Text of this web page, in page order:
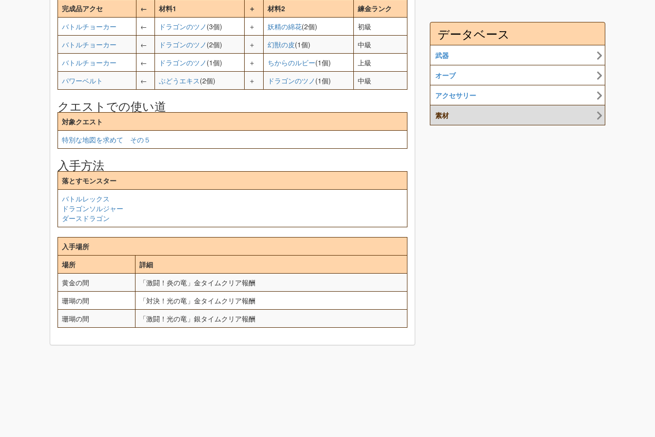
完成品アクセ ← 材料1 ＋ 材料2
練金ランク
バトルチョーカー
← ドラゴンのツノ (3個) ＋ 妖精の綿花(2個)
初級
バトルチョーカー
← ドラゴンのツノ (2個) ＋ 幻獣の皮(1個)
中級
バトルチョーカー
← ドラゴンのツノ (1個) ＋ ちからのルビー(1個)
上級
パワーベルト
← ぶどうエキス(2個) ＋ ドラゴンのツノ (1個) 中級
クエストでの使い道
対象クエスト
特別な地図を求めて その５
入手方法
落とすモンスター
バトルレックス
ドラゴンソルジャー
ダースドラゴン
入手場所
場所
詳細
黄金の間
「激闘！炎の竜」金タイムクリア報酬
珊瑚の間
「対決！光の竜」金タイムクリア報酬
珊瑚の間
「激闘！光の竜」銀タイムクリア報酬
データベース
武器
オーブ
アクセサリー
素材